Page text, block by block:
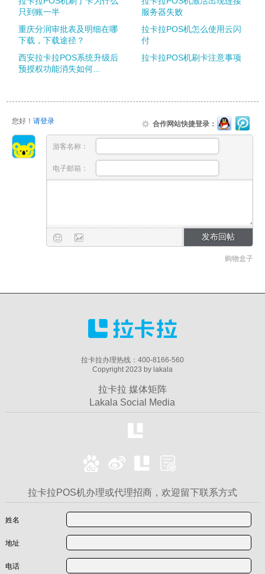
只到账一半
服务器失败
重庆分润审批表及明细在哪
下载，下载途径？
拉卡拉POS机怎么使用云闪
付
西安拉卡拉POS系统升级后
预授权功能消失如何...
拉卡拉POS机刷卡注意事项
您好！ 请登录 合作网站快捷登录：
游客名称：
电子邮箱：
购物盒子
拉卡拉办理热线：400-8166-560
Copyright 2023 by lakala
拉卡拉 媒体矩阵
Lakala Social Media
拉卡拉POS机办理或代理招商，欢迎留下联系方式
姓名
地址
电话